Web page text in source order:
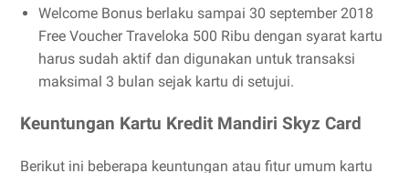
Welcome Bonus berlaku sampai 30 september 2018
Free Voucher Traveloka 500 Ribu dengan syarat kartu
harus sudah aktif dan digunakan untuk transaksi
maksimal 3 bulan sejak kartu di setujui.
Keuntungan Kartu Kredit Mandiri Skyz Card
Berikut ini beberapa keuntungan atau fitur umum kartu